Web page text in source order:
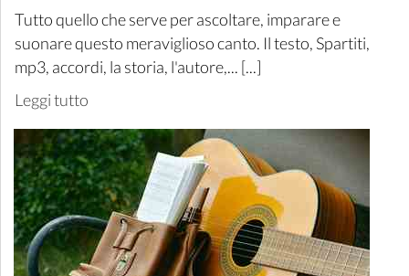
Tutto quello che serve per ascoltare, imparare e
suonare questo meraviglioso canto. Il testo, Spartiti,
mp3, accordi, la storia, l'autore,... [...]
Leggi tutto